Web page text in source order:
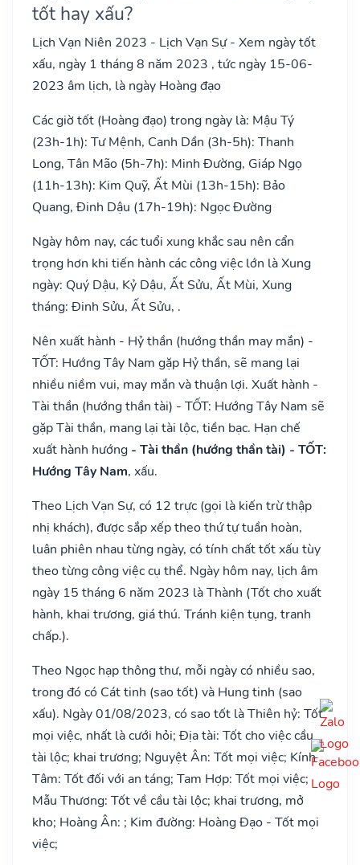
tốt hay xấu?
Lịch Vạn Niên 2023 - Lịch Vạn Sự - Xem ngày tốt
xấu, ngày 1 tháng 8 năm 2023 , tức ngày 15-06-
2023 âm lịch, là ngày Hoàng đạo
Các giờ tốt (Hoàng đạo) trong ngày là: Mậu Tý
(23h-1h): Tư Mệnh, Canh Dần (3h-5h): Thanh
Long, Tân Mão (5h-7h): Minh Đường, Giáp Ngọ
(11h-13h): Kim Quỹ, Ất Mùi (13h-15h): Bảo
Quang, Đinh Dậu (17h-19h): Ngọc Đường
Ngày hôm nay, các tuổi xung khắc sau nên cẩn
trọng hơn khi tiến hành các công việc lớn là Xung
ngày: Quý Dậu, Kỷ Dậu, Ất Sửu, Ất Mùi, Xung
tháng: Đinh Sửu, Ất Sửu, .
Nên xuất hành - Hỷ thần (hướng thần may mắn) -
TỐT: Hướng Tây Nam gặp Hỷ thần, sẽ mang lại
nhiều niềm vui, may mắn và thuận lợi. Xuất hành -
Tài thần (hướng thần tài) - TỐT: Hướng Tây Nam sẽ
gặp Tài thần, mang lại tài lộc, tiền bạc. Hạn chế
xuất hành hướng - Tài thần (hướng thần tài) - TỐT:
Hướng Tây Nam, xấu.
Theo Lịch Vạn Sự, có 12 trực (gọi là kiến trừ thập
nhị khách), được sắp xếp theo thứ tự tuần hoàn,
luân phiên nhau từng ngày, có tính chất tốt xấu tùy
theo từng công việc cụ thể. Ngày hôm nay, lịch âm
ngày 15 tháng 6 năm 2023 là Thành (Tốt cho xuất
hành, khai trương, giá thú. Tránh kiện tụng, tranh
chấp.).
Theo Ngọc hạp thông thư, mỗi ngày có nhiều sao,
trong đó có Cát tinh (sao tốt) và Hung tinh (sao
xấu). Ngày 01/08/2023, có sao tốt là Thiên hỷ: Tốt
mọi việc, nhất là cưới hỏi; Địa tài: Tốt cho việc cầu
tài lộc; khai trương; Nguyệt Ân: Tốt mọi việc; Kính
Tâm: Tốt đối với an táng; Tam Hợp: Tốt mọi việc;
Mẫu Thương: Tốt về cầu tài lộc; khai trương, mở
kho; Hoàng Ân: ; Kim đường: Hoàng Đạo - Tốt mọi
việc;